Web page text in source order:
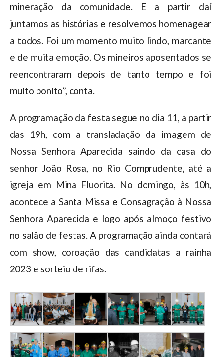
mineração da comunidade. E a partir daí
juntamos as histórias e resolvemos homenagear
a todos. Foi um momento muito lindo, marcante
e de muita emoção. Os mineiros aposentados se
reencontraram depois de tanto tempo e foi
muito bonito”, conta.
A programação da festa segue no dia 11, a partir
das 19h, com a transladação da imagem de
Nossa Senhora Aparecida saindo da casa do
senhor João Rosa, no Rio Comprudente, até a
igreja em Mina Fluorita. No domingo, às 10h,
acontece a Santa Missa e Consagração à Nossa
Senhora Aparecida e logo após almoço festivo
no salão de festas. A programação ainda contará
com show, coroação das candidatas a rainha
2023 e sorteio de rifas.